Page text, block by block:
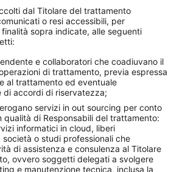
dal Titolare del trattamento
o resi accessibili, per
sopra indicate, alle seguenti
e collaboratori che coadiuvano il
di trattamento, previa espressa
al trattamento ed eventuale
di accordi di riservatezza;
servizi in out sourcing per conto
qualità di Responsabili del trattamento:
informatici in cloud, liberi
società o studi professionali che
di assistenza e consulenza al Titolare
ovvero soggetti delegati a svolgere
e manutenzione tecnica, inclusa la